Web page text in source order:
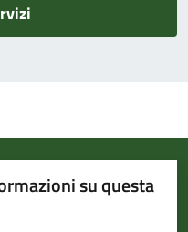
su questa